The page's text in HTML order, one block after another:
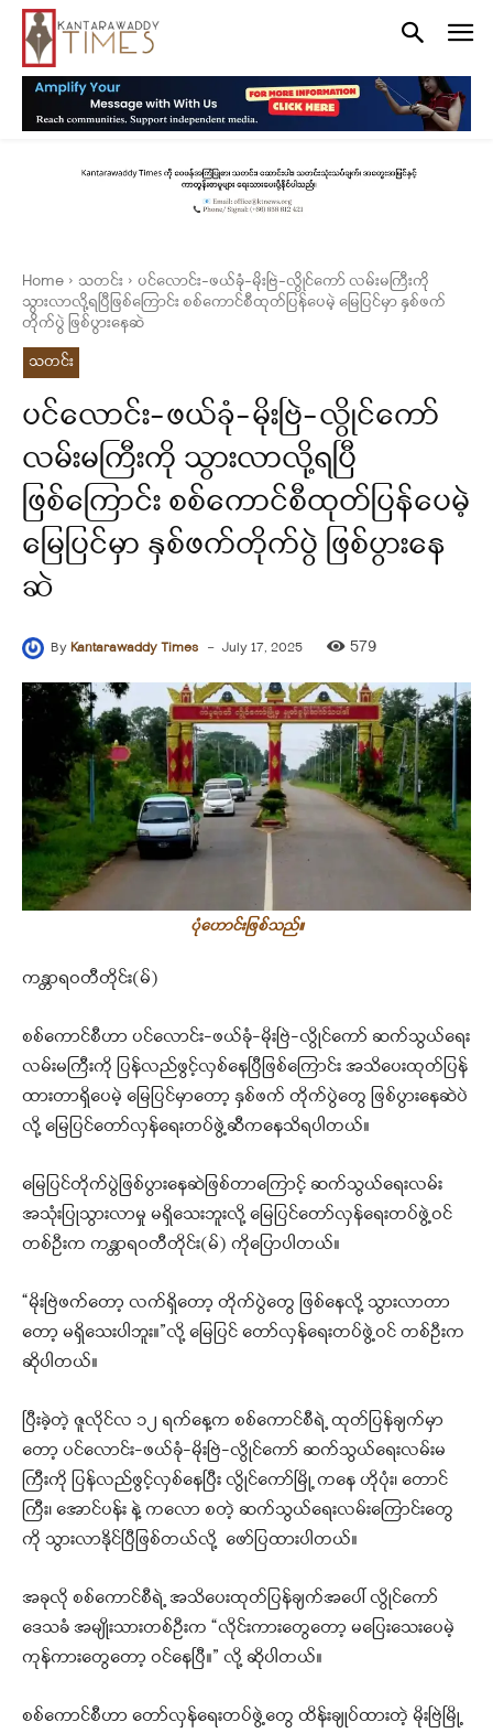
Home သတင်း
ပင်လောင်း-ဖယ်ခုံ-မိုးဗြဲ-လွိုင်ကော် လမ်းမကြီးကို
သွားလာလို့ရပြီဖြစ်ကြောင်း စစ်ကောင်စီထုတ်ပြန်ပေမဲ့ မြေပြင်မှာ နှစ်ဖက်
တိုက်ပွဲ ဖြစ်ပွားနေဆဲ
သတင်း
ပင်လောင်း-ဖယ်ခုံ-မိုးဗြဲ-လွိုင်ကော်
လမ်းမကြီးကို သွားလာလို့ရပြီ
ဖြစ်ကြောင်း စစ်ကောင်စီထုတ်ပြန်ပေမဲ့
မြေပြင်မှာ နှစ်ဖက်တိုက်ပွဲ ဖြစ်ပွားနေ
ဆဲ
ByKantarawaddy Times - July 17, 2025 579
ပုံဟောင်းဖြစ်သည်။
ကန္တာရဝတီတိုင်း(မ်)
စစ်ကောင်စီဟာ ပင်လောင်း-ဖယ်ခုံ-မိုးဗြဲ-လွိုင်ကော် ဆက်သွယ်ရေး
လမ်းမကြီးကို ပြန်လည်ဖွင့်လှစ်နေပြီဖြစ်ကြောင်း အသိပေးထုတ်ပြန်
ထားတာရှိပေမဲ့ မြေပြင်မှာတော့ နှစ်ဖက် တိုက်ပွဲတွေ ဖြစ်ပွားနေဆဲပဲ
လို့ မြေပြင်တော်လှန်ရေးတပ်ဖွဲ့ဆီကနေသိရပါတယ်။
မြေပြင်တိုက်ပွဲဖြစ်ပွားနေဆဲဖြစ်တာကြောင့် ဆက်သွယ်ရေးလမ်း
အသုံးပြုသွားလာမှု မရှိသေးဘူးလို့ မြေပြင်တော်လှန်ရေးတပ်ဖွဲ့ဝင်
တစ်ဦးက ကန္တာရဝတီတိုင်း(မ်) ကိုပြောပါတယ်။
“မိုးဗြဲဖက်တော့ လက်ရှိတော့ တိုက်ပွဲတွေ ဖြစ်နေလို့ သွားလာတာ
တော့ မရှိသေးပါဘူး။”လို့ မြေပြင် တော်လှန်ရေးတပ်ဖွဲ့ဝင် တစ်ဦးက
ဆိုပါတယ်။
ပြီးခဲ့တဲ့ ဇူလိုင်လ ၁၂ ရက်နေ့က စစ်ကောင်စီရဲ့ ထုတ်ပြန်ချက်မှာ
တော့ ပင်လောင်း-ဖယ်ခုံ-မိုးဗြဲ-လွိုင်ကော် ဆက်သွယ်ရေးလမ်းမ
ကြီးကို ပြန်လည်ဖွင့်လှစ်နေပြီး လွိုင်ကော်မြို့ ကနေ ဟိုပုံး၊ တောင်
ကြီး၊ အောင်ပန်း နဲ့ ကလော စတဲ့ ဆက်သွယ်ရေးလမ်းကြောင်းတွေ
ကို သွားလာနိုင်ပြီဖြစ်တယ်လို့ ဖော်ပြထားပါတယ်။
အခုလို စစ်ကောင်စီရဲ့ အသိပေးထုတ်ပြန်ချက်အပေါ် လွိုင်ကော်
ဒေသခံ အမျိုးသားတစ်ဦးက “လိုင်းကားတွေတော့ မပြေးသေးပေမဲ့
ကုန်ကားတွေတော့ ဝင်နေပြီ။” လို့ ဆိုပါတယ်။
စစ်ကောင်စီဟာ တော်လှန်ရေးတပ်ဖွဲ့တွေ ထိန်းချုပ်ထားတဲ့ မိုးဗြဲမြို့